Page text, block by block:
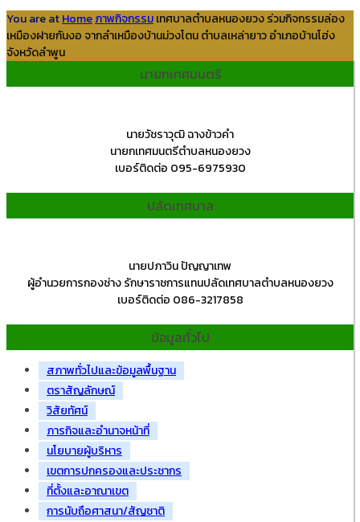
You are atHomeภาพกิจกรรมเทศบาลตำบลหนองยวง ร่วมกิจกรรมล่อง
เหมืองฝายกันงอ จากลำเหมืองบ้านม่วงโตน ตำบลเหล่ายาว อำเภอบ้านโฮ่ง
จังหวัดลำพูน
นายกเทศมนตรี
นายวัชราวุฒิ ฉางข้าวคำ
นายกเทศมนตรีตำบลหนองยวง
เบอร์ติดต่อ 095-6975930
ปลัดเทศบาล
นายปภาวิน ปัญญาเทพ
ผู้อำนวยการกองช่าง รักษาราชการแทนปลัดเทศบาลตำบลหนองยวง
เบอร์ติดต่อ 086-3217858
ข้อมูลทั่วไป
สภาพทั่วไปและข้อมูลพื้นฐาน
ตราสัญลักษณ์
วิสัยทัศน์
ภารกิจและอำนาจหน้าที่
นโยบายผู้บริหาร
เขตการปกครองและประชากร
ที่ตั้งและอาณาเขต
การนับถือศาสนา/สัญชาติ